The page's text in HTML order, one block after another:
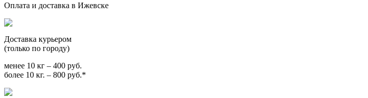
Оплата и доставка в Ижевске
Доставка курьером
(только по городу)
менее 10 кг – 400 руб.
более 10 кг. – 800 руб.*